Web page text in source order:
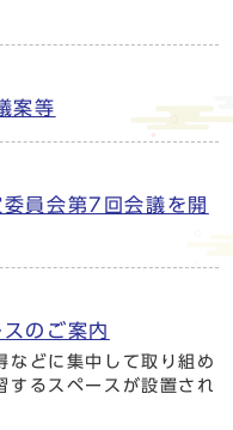
案等
員会第7回会議を開
のご案内
などに集中して取り組め
するスペースが設置され